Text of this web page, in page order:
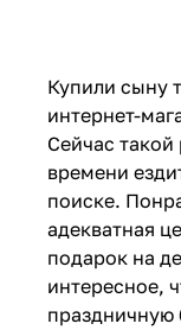
Купили сыну
интернет-
Сейчас
времени
поиске.
адекватная
подарок на
интересное,
праздничную